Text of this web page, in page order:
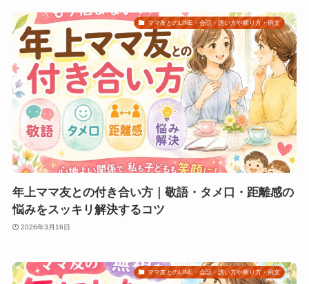
ママ友とのLINE・会話・誘い方や断り方・例文
年上ママ友との付き合い方｜敬語・タメ口・距離感の
悩みをスッキリ解決するコツ
2026年3月16日
ママ友とのLINE・会話・誘い方や断り方・例文